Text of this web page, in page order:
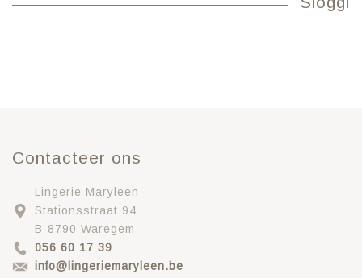
Contacteer ons
Lingerie Maryleen
Stationsstraat 94
B-8790 Waregem
056 60 17 39
info@lingeriemaryleen.be